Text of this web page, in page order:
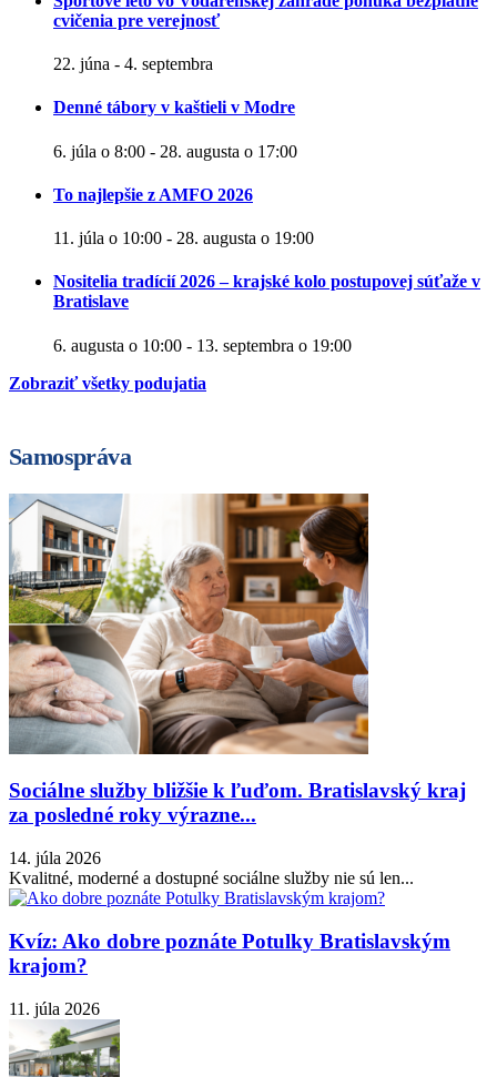
cvičenia pre verejnosť
22. júna - 4. septembra
Denné tábory v kaštieli v Modre
6. júla o 8:00 - 28. augusta o 17:00
To najlepšie z AMFO 2026
11. júla o 10:00 - 28. augusta o 19:00
Nositelia tradícií 2026 – krajské kolo postupovej súťaže v
Bratislave
6. augusta o 10:00 - 13. septembra o 19:00
Zobraziť všetky podujatia
Samospráva
Sociálne služby bližšie k ľuďom. Bratislavský kraj
za posledné roky výrazne...
14. júla 2026
Kvalitné, moderné a dostupné sociálne služby nie sú len...
Kvíz: Ako dobre poznáte Potulky Bratislavským
krajom?
11. júla 2026